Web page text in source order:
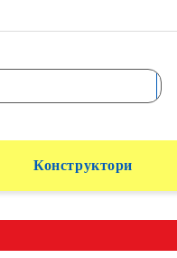
Конструктори